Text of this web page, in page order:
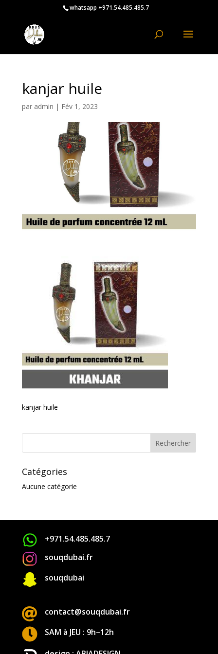
whatsapp +971.54.485.485.7
kanjar huile
par admin | Fév 1, 2023
kanjar huile
Catégories
Aucune catégorie
+971.54.485.485.7
souqdubai.fr
 souqdubai
 contact@souqdubai.fr

SAM à JEU : 9h–12h